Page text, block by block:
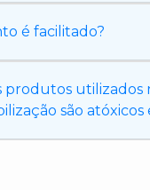
é facilitado?
produtos utilizados
são atóxicos